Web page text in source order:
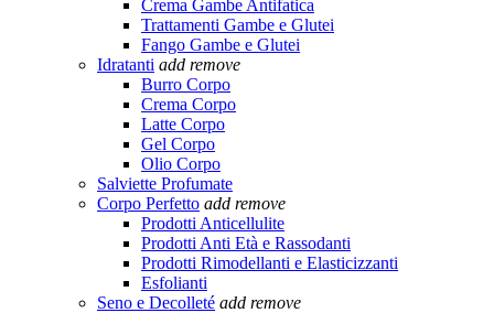
Crema Gambe Antifatica
Trattamenti Gambe e Glutei
Fango Gambe e Glutei
Idratanti add remove
Burro Corpo
Crema Corpo
Latte Corpo
Gel Corpo
Olio Corpo
Salviette Profumate
Corpo Perfetto add remove
Prodotti Anticellulite
Prodotti Anti Età e Rassodanti
Prodotti Rimodellanti e Elasticizzanti
Esfolianti
Seno e Decolleté add remove